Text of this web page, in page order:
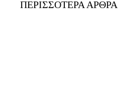
ΠΕΡΙΣΣΌΤΕΡΑ ΆΡΘΡΑ